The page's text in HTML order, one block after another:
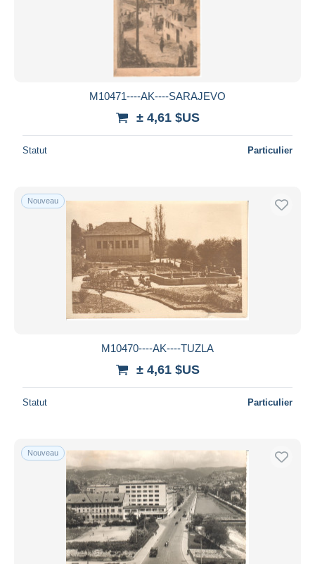
M10471----AK----SARAJEVO
± 4,61 $US
Statut Particulier
Nouveau
M10470----AK----TUZLA
± 4,61 $US
Statut Particulier
Nouveau